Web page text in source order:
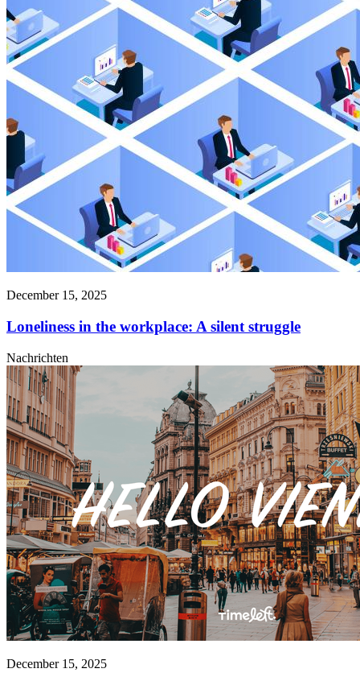
December 15, 2025
Loneliness in the workplace: A silent struggle
Nachrichten
December 15, 2025